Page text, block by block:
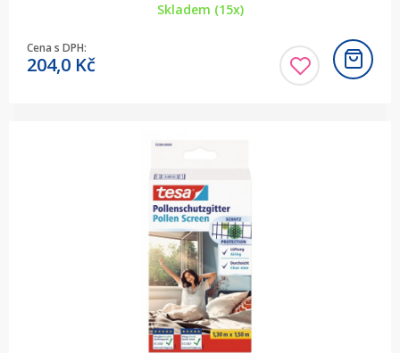
Skladem (15x)
Cena s DPH:
204,0 Kč